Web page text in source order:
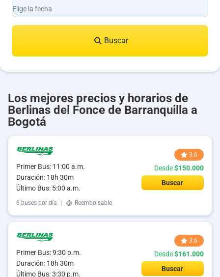
Buscar
Los mejores precios y horarios de
Berlinas del Fonce de Barranquilla a
Bogotá
Primer Bus: 11:00 a.m.
Duración: 18h 30m
Último Bus: 5:00 a.m.
3.6
Desde$150.000
Buscar
6 buses por día Reembolsable
Primer Bus: 9:30 p.m.
Duración: 18h 30m
Último Bus: 3:30 p.m.
3.6
Desde$161.000
Buscar